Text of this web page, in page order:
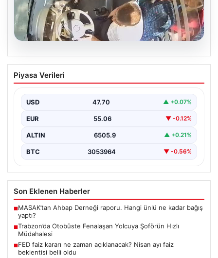
Trabzon’da Otobüste Fenalaşan
Yolcuya Şoförün Hızlı Müdahalesi
yaşındaki yolcu Hasan Öner’in hayatı, şoför Sinan
Erdoğan’ın…
Piyasa Verileri
USD 47.70 ▲ +0.07%
EUR 55.06 ▼ -0.12%
ALTIN 6505.9 ▲ +0.21%
BTC 3053964 ▼ -0.56%
Son Eklenen Haberler
■MASAK’tan Ahbap Derneği raporu. Hangi ünlü ne kadar bağış
yaptı?
■Trabzon’da Otobüste Fenalaşan Yolcuya Şoförün Hızlı
Müdahalesi
■FED faiz kararı ne zaman açıklanacak? Nisan ayı faiz
beklentisi belli oldu